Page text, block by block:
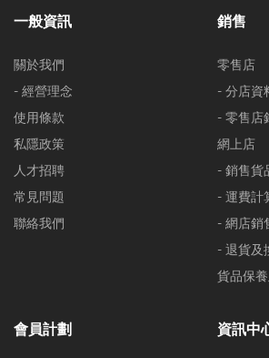
一般資訊
關於我們
- 經營理念
使用條款
私隱政策
人才招聘
常見問題
聯絡我們
銷售
零售店
- 分店資
- 零售店
網上店
- 銷售貨
- 運費計
- 網店銷
- 退貨及
貨品保
會員計劃 資訊中